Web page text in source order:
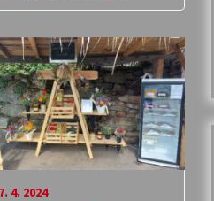
4. 2024